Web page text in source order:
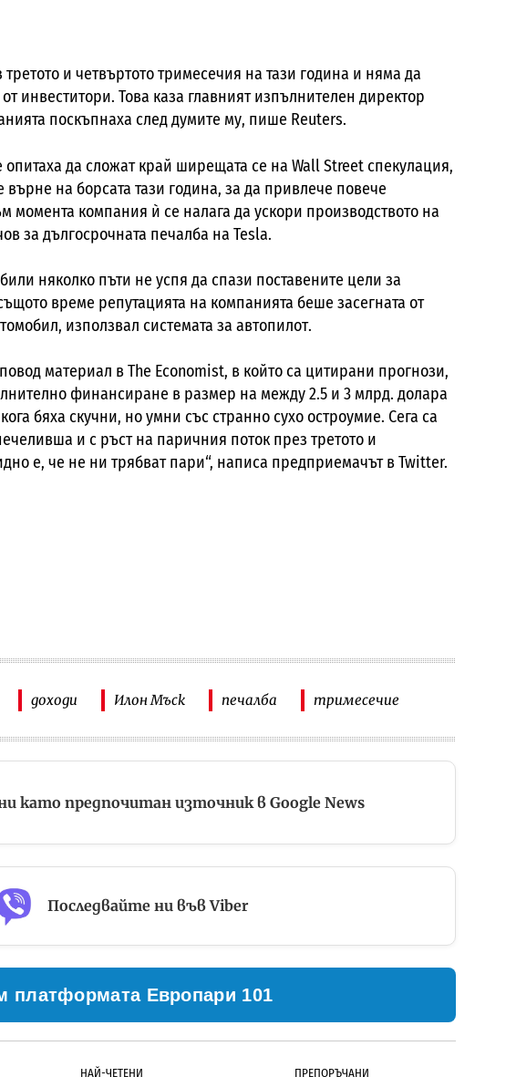
и четвъртото тримесечия на тази година и няма да
инвеститори. Това каза главният изпълнителен директор
поскъпнаха след думите му, пише Reuters.
да сложат край ширещата се на Wall Street спекулация,
на борсата тази година, за да привлече повече
момента компания ѝ се налага да ускори производството на
за дългосрочната печалба на Tesla.
няколко пъти не успя да спази поставените цели за
време репутацията на компанията беше засегната от
използвал системата за автопилот.
материал вThe Economist, в който са цитирани прогнози,
финансиране в размер на между 2.5 и 3 млрд. долара
бяха скучни, но умни със странно сухо остроумие. Сега са
и с ръст на паричния поток през третото и
е, че не ни трябват пари“, написа предприемачът вTwitter.
доходи Илон Мъск печалба тримесечие
като предпочитан източник в Google News
Последвайте ни във Viber
платформата Европари 101
НАЙ-ЧЕТЕНИ ПРЕПОРЪЧАНИ